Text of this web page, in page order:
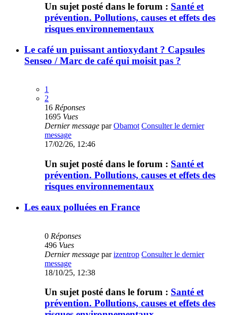
Un sujet posté dans le forum : Santé et
prévention. Pollutions, causes et effets des
risques environnementaux
Le café un puissant antioxydant ? Capsules
Senseo / Marc de café qui moisit pas ?
1
2
16 Réponses
1695 Vues
Dernier message parObamot Consulter le dernier
message
17/02/26, 12:46
Un sujet posté dans le forum : Santé et
prévention. Pollutions, causes et effets des
risques environnementaux
Les eaux polluées en France
0 Réponses
496 Vues
Dernier message parizentrop Consulter le dernier
message
18/10/25, 12:38
Un sujet posté dans le forum : Santé et
prévention. Pollutions, causes et effets des